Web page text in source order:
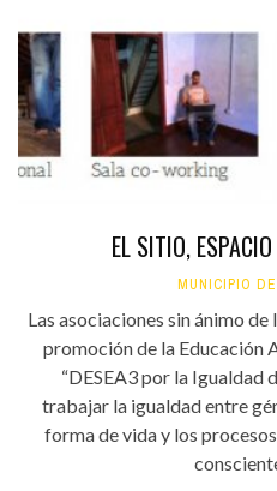
EL SITIO,
MUNICIPIO
Las asociaciones sin ánimo
promoción de la Educación
“DESEA3 por la Igualdad
trabajar la igualdad entre
forma de vida y los